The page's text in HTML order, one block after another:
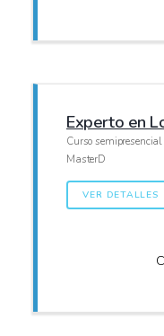
Experto en
Curso
MasterD
VER DETALLES